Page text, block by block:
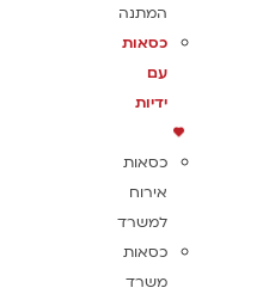
המתנה
כסאות
עם
ידיות
כסאות
אירוח
למשרד
כסאות
משרד